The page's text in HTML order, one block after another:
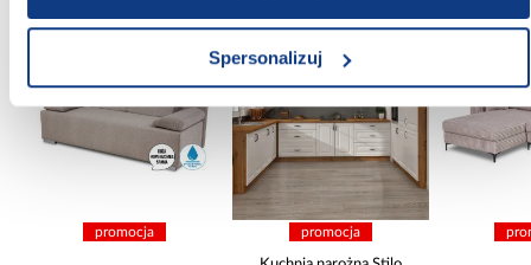
Spersonalizuj
promocja promocja